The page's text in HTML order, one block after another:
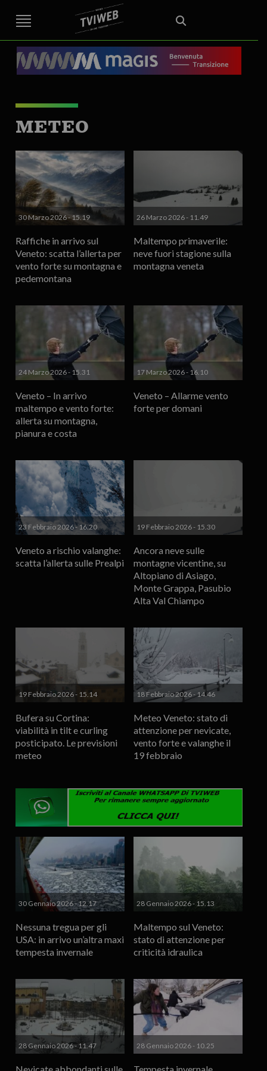
STREET TG CRONACA VENETO
VICENZA E PROVINCIA
AREA BERICA
ECONOMIA ATTUALITA’ POLITICA
EDITORIALE ITALIA E MONDO CURIOSITÀ – LIFESTYLE
CULTURA ARTE
SPORT
IL GRAFFIO FOOD & DRINK
METEO
30 Marzo 2026 - 15.19
Raffiche in arrivo sul
Veneto: scatta l’allerta per
vento forte su montagna e
pedemontana
26 Marzo 2026 - 11.49
Maltempo primaverile:
neve fuori stagione sulla
montagna veneta
24 Marzo 2026 - 15.31
Veneto – In arrivo
maltempo e vento forte:
allerta su montagna,
pianura e costa
17 Marzo 2026 - 16.10
Veneto – Allarme vento
forte per domani
23 Febbraio 2026 - 16.20
Veneto a rischio valanghe:
scatta l’allerta sulle Prealpi
19 Febbraio 2026 - 15.30
Ancora neve sulle
montagne vicentine, su
Altopiano di Asiago,
Monte Grappa, Pasubio
Alta Val Chiampo
19 Febbraio 2026 - 15.14
Bufera su Cortina:
viabilità in tilt e curling
posticipato. Le previsioni
meteo
18 Febbraio 2026 - 14.46
Meteo Veneto: stato di
attenzione per nevicate,
vento forte e valanghe il
19 febbraio
30 Gennaio 2026 - 12.17
Nessuna tregua per gli
USA: in arrivo un’altra maxi
tempesta invernale
28 Gennaio 2026 - 15.13
Maltempo sul Veneto:
stato di attenzione per
criticità idraulica
28 Gennaio 2026 - 11.47 28 Gennaio 2026 - 10.25